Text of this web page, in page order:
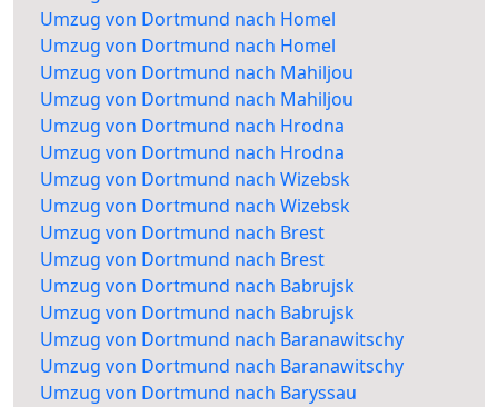
Umzug von Dortmund nach Homel
Umzug von Dortmund nach Homel
Umzug von Dortmund nach Mahiljou
Umzug von Dortmund nach Mahiljou
Umzug von Dortmund nach Hrodna
Umzug von Dortmund nach Hrodna
Umzug von Dortmund nach Wizebsk
Umzug von Dortmund nach Wizebsk
Umzug von Dortmund nach Brest
Umzug von Dortmund nach Brest
Umzug von Dortmund nach Babrujsk
Umzug von Dortmund nach Babrujsk
Umzug von Dortmund nach Baranawitschy
Umzug von Dortmund nach Baranawitschy
Umzug von Dortmund nach Baryssau